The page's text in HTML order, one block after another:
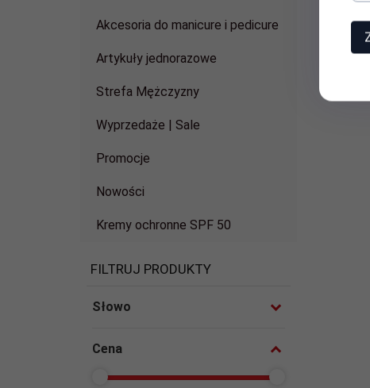
Akcesoria do manicure i pedicure
Artykuły jednorazowe
Strefa Mężczyzny
Wyprzedaże | Sale
Promocje
Nowości
Kremy ochronne SPF 50
FILTRUJ PRODUKTY
Słowo
Cena